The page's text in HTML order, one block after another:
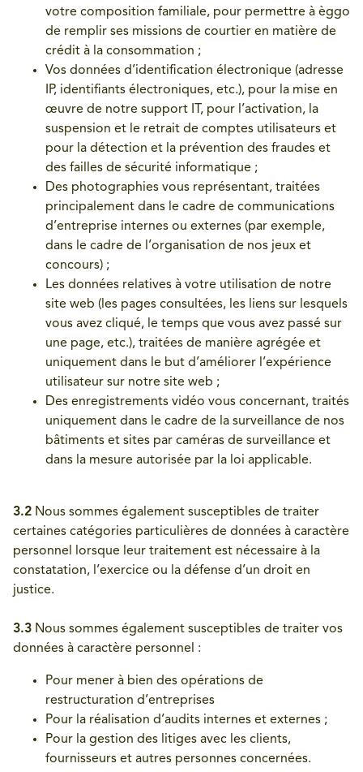
votre composition familiale, pour permettre à èggo
de remplir ses missions de courtier en matière de
crédit à la consommation ;
Vos données d’identification électronique (adresse
IP, identifiants électroniques, etc.), pour la mise en
œuvre de notre support IT, pour l’activation, la
suspension et le retrait de comptes utilisateurs et
pour la détection et la prévention des fraudes et
des failles de sécurité informatique ;
Des photographies vous représentant, traitées
principalement dans le cadre de communications
d’entreprise internes ou externes (par exemple,
dans le cadre de l’organisation de nos jeux et
concours) ;
Les données relatives à votre utilisation de notre
site web (les pages consultées, les liens sur lesquels
vous avez cliqué, le temps que vous avez passé sur
une page, etc.), traitées de manière agrégée et
uniquement dans le but d’améliorer l’expérience
utilisateur sur notre site web ;
Des enregistrements vidéo vous concernant, traités
uniquement dans le cadre de la surveillance de nos
bâtiments et sites par caméras de surveillance et
dans la mesure autorisée par la loi applicable.
3.2 Nous sommes également susceptibles de traiter
certaines catégories particulières de données à caractère
personnel lorsque leur traitement est nécessaire à la
constatation, l’exercice ou la défense d’un droit en
justice.
3.3 Nous sommes également susceptibles de traiter vos
données à caractère personnel :
Pour mener à bien des opérations de
restructuration d’entreprises
Pour la réalisation d’audits internes et externes ;
Pour la gestion des litiges avec les clients,
fournisseurs et autres personnes concernées.